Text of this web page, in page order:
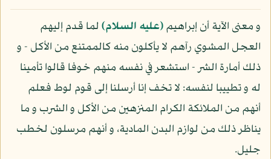
و معنى الآية أن إبراهيم(عليه السلام)لما قدم إليهم
العجل المشوي رآهم لا يأكلون منه كالممتنع من الأكل - و
ذلك أمارة الشر - استشعر في نفسه منهم خوفا قالوا تأمينا
له و تطييبا لنفسه: لا تخف إنا أرسلنا إلى قوم لوط فعلم
أنهم من الملائكة الكرام المنزهين من الأكل و الشرب و ما
يناظر ذلك من لوازم البدن المادية، و أنهم مرسلون لخطب
جليل.